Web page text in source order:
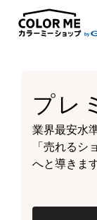
プレ
業界最安水
「売れるシ
へと導きます